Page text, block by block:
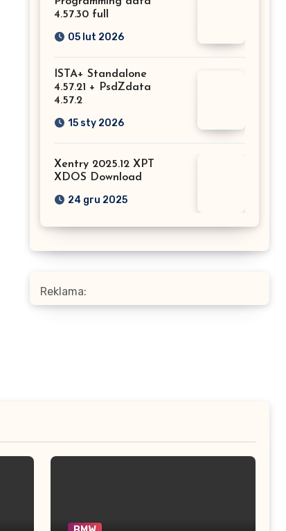
4.57.30 full
05 lut 2026
ISTA+ Standalone
4.57.21 + PsdZdata
4.57.2
15 sty 2026
Xentry 2025.12 XPT
XDOS Download
24 gru 2025
Reklama: